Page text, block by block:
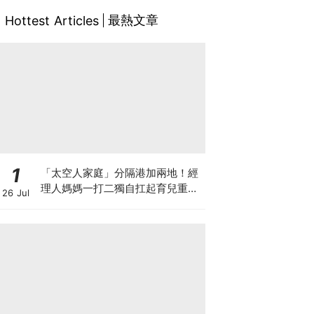
Hottest Articles 最熱文章
1
26 Jul
「太空人家庭」分隔港加兩地！經
理人媽媽一打二獨自扛起育兒重